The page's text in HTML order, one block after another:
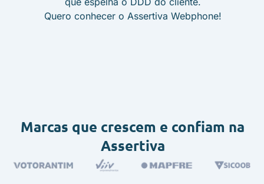
Quero conhecer o Assertiva Webphone!
Marcas que crescem e confiam na
Assertiva